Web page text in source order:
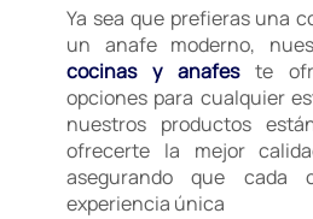
Ya sea que prefieras una
un anafe moderno,
cocinas y anafeste
opciones para cualquier
nuestros productos
ofrecerte la mejor
asegurando que cada
experiencia única